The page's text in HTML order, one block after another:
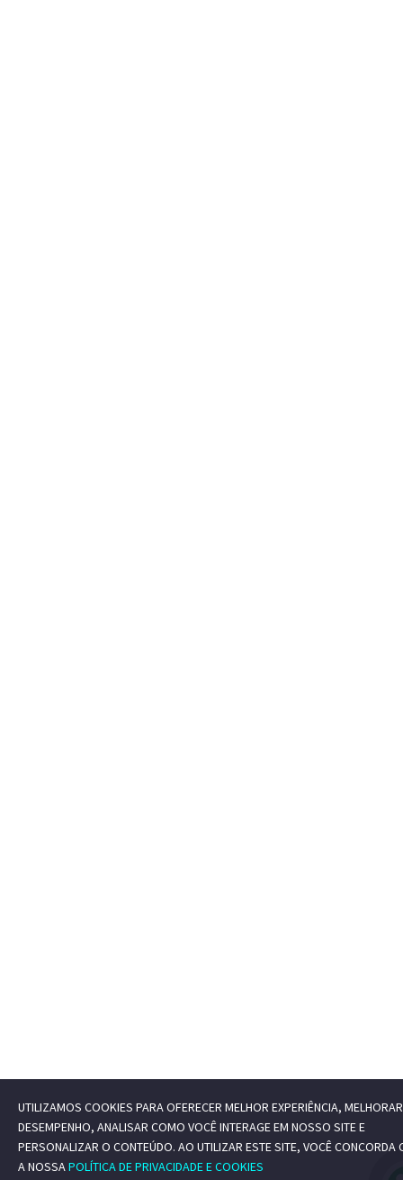
UTILIZAMOS COOKIES PARA OFERECER MELHOR EXPERIÊNCIA,
DESEMPENHO, ANALISAR COMO VOCÊ INTERAGE EM NOSSO SITE E
PERSONALIZAR O CONTEÚDO. AO UTILIZAR ESTE SITE, VOCÊ CONCORDA
A NOSSAPOLÍTICA DE PRIVACIDADE E COOKIES